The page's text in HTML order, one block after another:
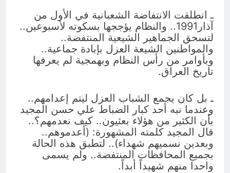
ـ انطلقت الانتفاضة الشعبانية في الأول من
آذار1991.. والنظام يؤججها بسكوته لأسبوعين..
لتسحق الجماهير الشيعية المنتفضة..
والمواطنين الشيعة العزل بإبادة جماعية..
وبأوامر من رأس النظام وبهمجية لم يعرفها
تاريخ العراق.
ـ بل كان يجمع الشباب العزل ليتم إعدامهم..
وعندما نبه أحد كبار الضباط علي حسن المجيد
بأن الكثير من هؤلاء بعثيون.. كيف نعدمهم؟..
قال المجيد كلمته المشهورة: (أعدموهم..
وبعدين نسميهم شهداء).. لتطبق هذه الحالة
بجميع المحافظات المنتفضة.. ولم يسمى
واحدا منهم شهيداً أبداً.